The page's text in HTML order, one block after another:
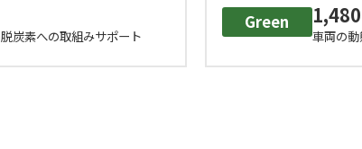
炭素への取組みサポート
Green 1,480
車両の